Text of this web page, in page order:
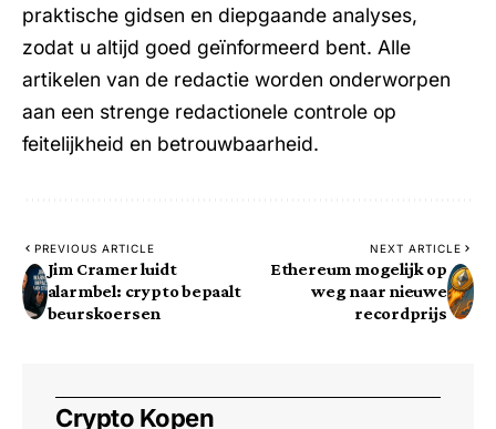
praktische gidsen en diepgaande analyses,
zodat u altijd goed geïnformeerd bent. Alle
artikelen van de redactie worden onderworpen
aan een strenge redactionele controle op
feitelijkheid en betrouwbaarheid.
PREVIOUS ARTICLE
Jim Cramer luidt
alarmbel: crypto bepaalt
beurskoersen
NEXT ARTICLE
Ethereum mogelijk op
weg naar nieuwe
recordprijs
Crypto Kopen